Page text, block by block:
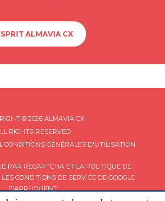
ALMAVIA CX
© 2026 ALMAVIA CX
RIGHTS RESERVED
CONDITIONS GÉNÉRALES D'UTILISATION
PAR RECAPTCHA ET LA POLITIQUE DE
CONDITIONS DE SERVICEDE GOOGLE
S'APPLIQUENT.